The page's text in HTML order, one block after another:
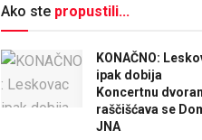
Ako ste propustili...
KONAČNO:
ipak dobija
Koncertnu
raščišćava se
JNA